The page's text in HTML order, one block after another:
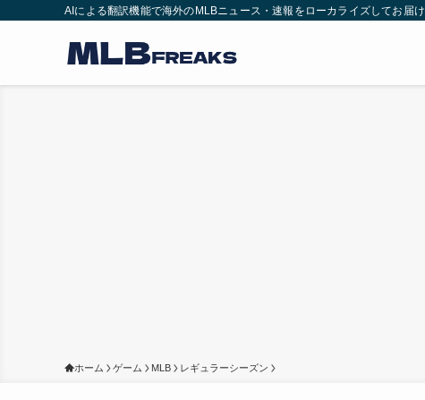
AIによる翻訳機能で海外のMLBニュース・速報をローカライズしてお届け
ホーム ゲーム MLB レギュラーシーズン